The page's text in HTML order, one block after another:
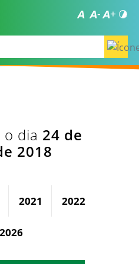
o dia 24 de
2018
2021 2022
2026